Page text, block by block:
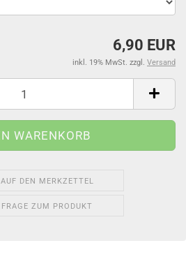
6,90 EUR
inkl. 19% MwSt. zzgl. Versand
AUF DEN MERKZETTEL
FRAGE ZUM PRODUKT